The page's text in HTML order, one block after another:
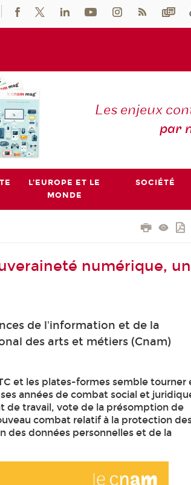
Les enjeux
par
L'EUROPE ET LE
MONDE
SOCIÉTÉ
numérique, un
de l'information et de la
des arts et métiers (Cnam)
et les plates-formes semble tourner
années de combat social et
de travail, vote de la présomption de
combat relatif à la protection
des données personnelles et de la